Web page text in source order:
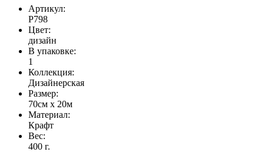
Артикул:
Р798
Цвет:
дизайн
В упаковке:
1
Коллекция:
Дизайнерская
Размер:
70см х 20м
Материал:
Крафт
Вес:
400 г.